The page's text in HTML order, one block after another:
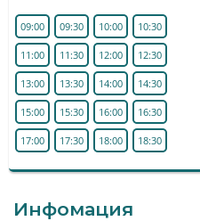
09:00 09:30 10:00 10:30
11:00 11:30 12:00 12:30
13:00 13:30 14:00 14:30
15:00 15:30 16:00 16:30
17:00 17:30 18:00 18:30
Инфомация